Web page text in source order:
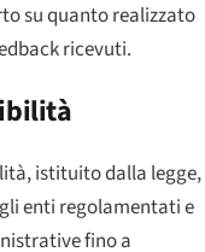
su quanto realizzato
ricevuti.
istituito dalla legge,
enti regolamentati e
fino a